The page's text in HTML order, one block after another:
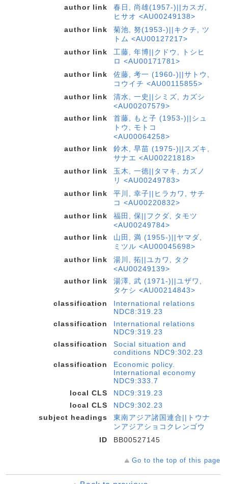
author link
春日, 尚雄(1957-)||カスガ,
ヒサオ <AU00249138>
author link
菊池, 努(1953-)||キクチ, ツ
トム <AU00127217>
author link
工藤, 年博||クドウ, トシヒ
ロ <AU00171781>
author link
佐藤, 考一 (1960-)||サトウ,
コウイチ <AU00115855>
author link
清水, 一史||シミズ, カズシ
<AU00207579>
author link
首藤, もと子 (1953-)||シュ
トウ, モトコ
<AU00064258>
author link
鈴木, 早苗 (1975-)||スズキ,
サナエ <AU00221818>
author link
玉木, 一徳||タマキ, カズノ
リ <AU00249783>
author link
平川, 幸子||ヒラカワ, サチ
コ <AU00220832>
author link
福田, 保||フクダ, タモツ
<AU00249784>
author link
山田, 満 (1955-)||ヤマダ,
ミツル <AU00045698>
author link
湯川, 拓||ユカワ, タク
<AU00249139>
author link
湯澤, 武 (1971-)||ユザワ,
タケシ <AU00214843>
classification
International relations
NDC8:319.23
classification
International relations
NDC9:319.23
classification
Social situation and
conditions NDC9:302.23
classification
Economic policy.
International economy
NDC9:333.7
local CLS
NDC9:319.23
local CLS
NDC9:302.23
subject headings
東南アジア諸国連合||トウナ
ンアジアショコクレンゴウ
ID
BB00527145
Go to the top of this page